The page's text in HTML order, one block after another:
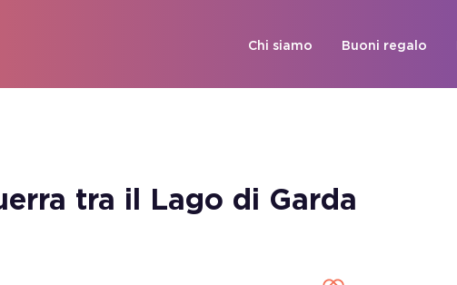
Chi siamo Buoni regalo
tra il Lago di Garda